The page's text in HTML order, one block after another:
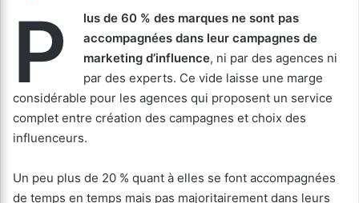
P
lus de 60 % des marques ne sont pas
accompagnées dans leur campagnes de
marketing d’influence, ni par des agences ni
par des experts. Ce vide laisse une marge
considérable pour les agences qui proposent un service
complet entre création des campagnes et choix des
influenceurs.
Un peu plus de 20 % quant à elles se font accompagnées
de temps en temps mais pas majoritairement dans leurs